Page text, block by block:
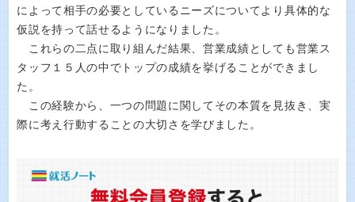
によって相手の必要としているニーズについてより具体的な
仮説を持って話せるようになりました。
これらの二点に取り組んだ結果、営業成績としても営業ス
タッフ１５人の中でトップの成績を挙げることができまし
た。
この経験から、一つの問題に関してその本質を見抜き、実
際に考え行動することの大切さを学びました。